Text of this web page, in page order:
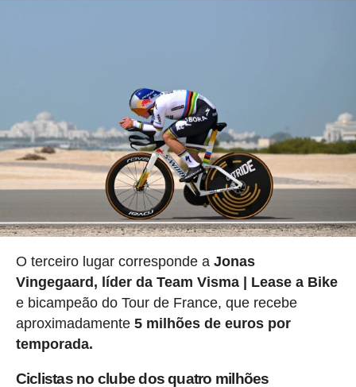
O terceiro lugar corresponde a Jonas
Vingegaard, líder da Team Visma | Lease a Bike
e bicampeão do Tour de France, que recebe
aproximadamente 5 milhões de euros por
temporada.
Ciclistas no clube dos quatro milhões